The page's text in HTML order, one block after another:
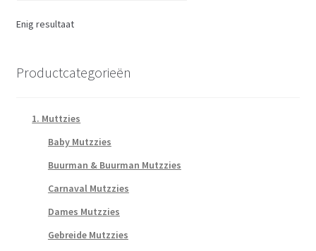
Enig resultaat
Productcategorieën
1. Muttzies
Baby Mutzzies
Buurman & Buurman Mutzzies
Carnaval Mutzzies
Dames Mutzzies
Gebreide Mutzzies